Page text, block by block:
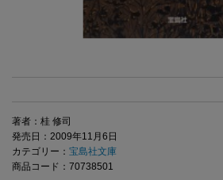
著者：桂 修司
発売日：2009年11月6日
カテゴリー： 宝島社文庫
商品コード：70738501